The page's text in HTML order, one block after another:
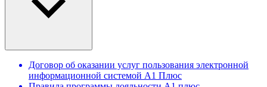
Договор об оказании услуг пользования электронной
информационной системой А1 Плюс